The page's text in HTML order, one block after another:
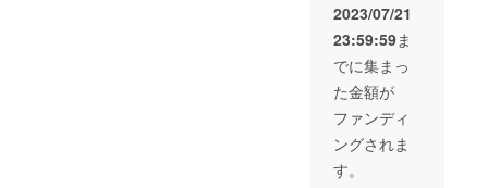
2023/07/21
23:59:59ま
でに集まっ
た金額が
ファンディ
ングされま
す。